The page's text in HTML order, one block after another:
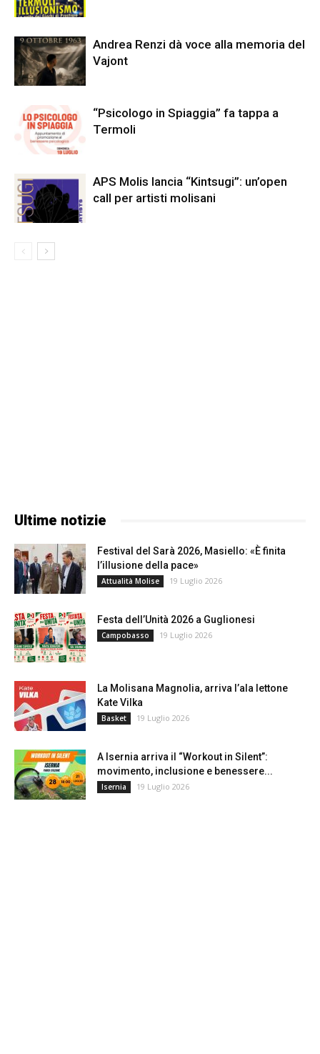
Andrea Renzi dà voce alla memoria del
Vajont
“Psicologo in Spiaggia” fa tappa a
Termoli
APS Molis lancia “Kintsugi”: un’open
call per artisti molisani
Ultime notizie
Festival del Sarà 2026, Masiello: «È finita
l’illusione della pace»
Attualità Molise 19 Luglio 2026
Festa dell’Unità 2026 a Guglionesi
Campobasso 19 Luglio 2026
La Molisana Magnolia, arriva l’ala lettone
Kate Vilka
Basket 19 Luglio 2026
A Isernia arriva il “Workout in Silent”:
movimento, inclusione e benessere...
Isernia 19 Luglio 2026